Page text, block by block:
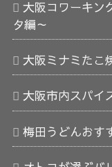
大阪コワーキン
タ編～
大阪ミナミたこ
大阪市内スパイ
梅田うどんおす